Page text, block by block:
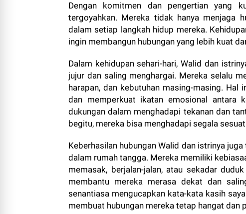
Dengan komitmen dan pengertian yang
tergoyahkan. Mereka tidak hanya menjaga
dalam setiap langkah hidup mereka.
ingin membangun hubungan yang lebih kuat
Dalam kehidupan sehari-hari, Walid dan
jujur dan saling menghargai. Mereka selalu
harapan, dan kebutuhan masing-masing. Hal
dan memperkuat ikatan emosional antara
dukungan dalam menghadapi tekanan dan
begitu, mereka bisa menghadapi segala
Keberhasilan hubungan Walid dan istrinya
dalam rumah tangga. Mereka memiliki
memasak, berjalan-jalan, atau sekadar
membantu mereka merasa dekat dan
senantiasa mengucapkan kata-kata kasih
membuat hubungan mereka tetap hangat dan